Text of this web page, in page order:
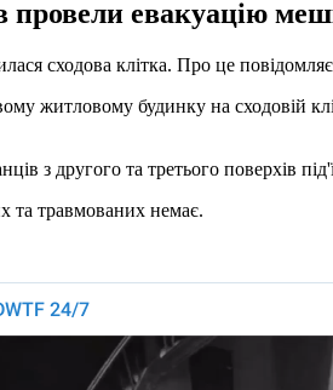
евакуацію
сходова клітка. Про це
житловому будинку на сходовій
з другого та третього поверхів
та травмованих немає.